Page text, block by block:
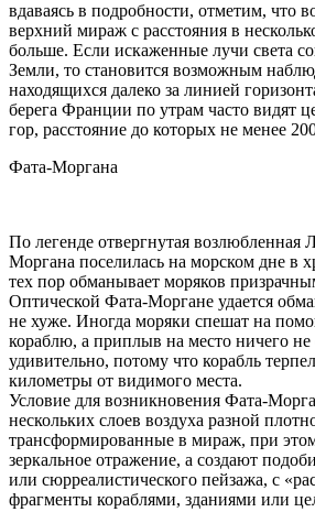
вдаваясь в подробности, отметим, что
верхний мираж с расстояния в
больше. Если искаженные лучи света
Земли, то становится возможным
находящихся далеко за линией
берега Франции по утрам часто видят
гор, расстояние до которых не менее
Фата-Моргана
По легенде отвергнутая возлюбленная
Моргана поселилась на морском дне в
тех пор обманывает моряков
Оптической Фата-Моргане удается
не хуже. Иногда моряки спешат на
кораблю, а приплыв на место ничего
удивительно, потому что корабль
километры от видимого места.
Условие для возникновения Фата-
нескольких слоев воздуха разной
трансформированные в мираж, при
зеркальное отражение, а создают
или сюрреалистического пейзажа, с
фрагменты кораблями, зданиями или